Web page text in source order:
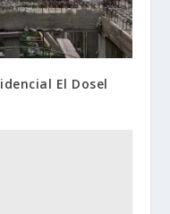
El Dosel